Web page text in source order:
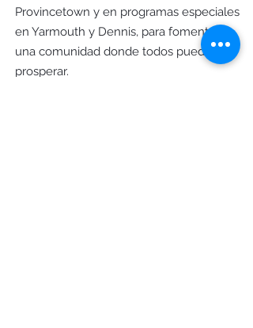
Provincetown y en programas especiales
en Yarmouth y Dennis, para fomentar
una comunidad donde todos puedan
prosperar.